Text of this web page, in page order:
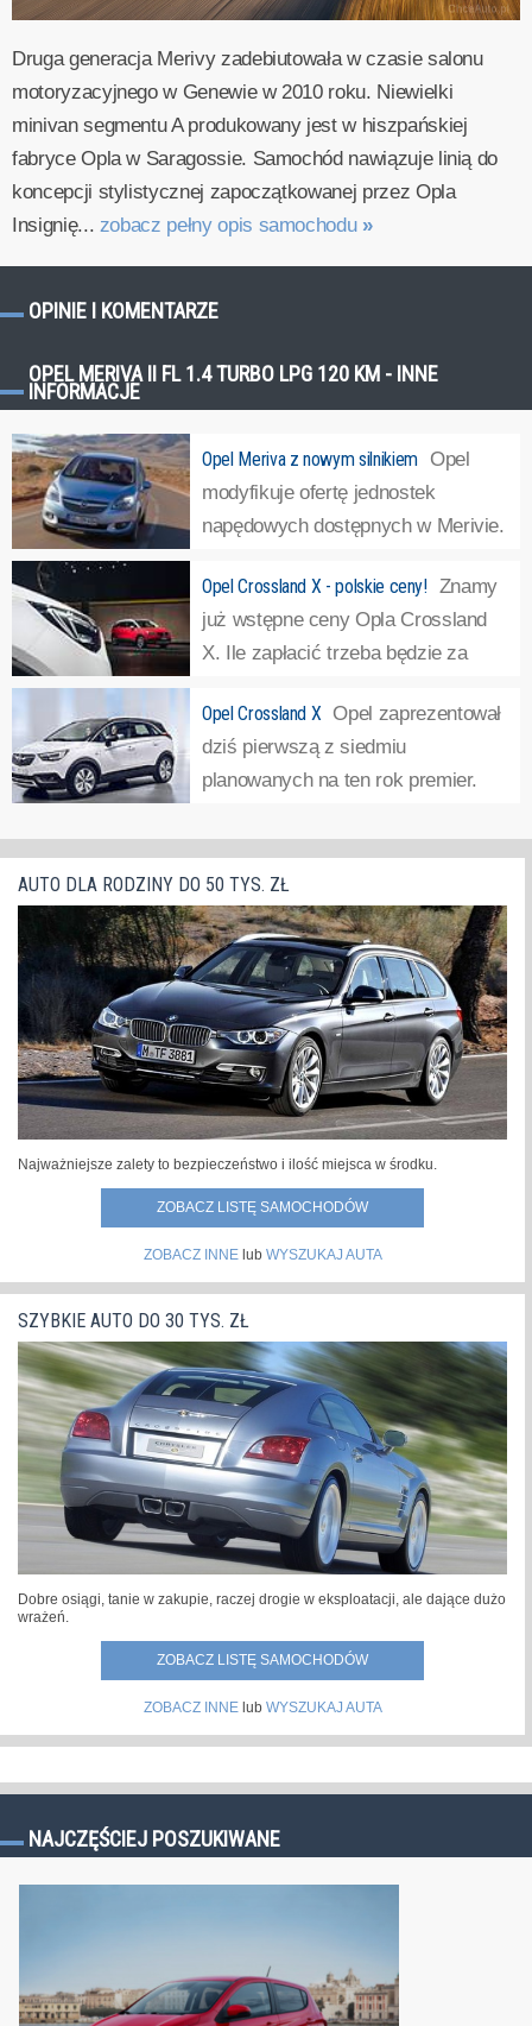
Druga generacja Merivy zadebiutowała w czasie salonu
motoryzacyjnego w Genewie w 2010 roku. Niewielki
minivan segmentu A produkowany jest w hiszpańskiej
fabryce Opla w Saragossie. Samochód nawiązuje linią do
koncepcji stylistycznej zapoczątkowanej przez Opla
Insignię... zobacz pełny opis samochodu »
OPINIE I KOMENTARZE
OPEL MERIVA II FL 1.4 TURBO LPG 120 KM - INNE
INFORMACJE
Opel Meriva z nowym silnikiem Opel
modyfikuje ofertę jednostek
napędowych dostępnych w Merivie.
mocy 95 KM. Do tej pory Opel Meriva, który jesienią
ubiegłego roku przeszedł face-lifting, oferowany był z
dwoma wersjami silnika 1.6 CDTI: o mocy 136 i...
»
Opel Crossland X - polskie ceny! Znamy
już wstępne ceny Opla Crossland
X. Ile zapłacić trzeba będzie za
oferowany będzie w trzech wersjach wyposażeniowych:
Essentia, Enjoy i Elite. Pierwsza – bazowa – pojawi się
jednak w cennikach dopiero w styczniu...
»
Opel Crossland X Opel zaprezentował
dziś pierwszą z siedmiu
planowanych na ten rok premier.
Crossland X. Samochód powstał przy współpracy z
koncernem PSA. Auto zbudowano w oparciu o modułową
płytę podłogową EMP2. Karoseria Opla... »
AUTO DLA RODZINY DO 50 TYS. ZŁ
Najważniejsze zalety to bezpieczeństwo i ilość miejsca w środku.
ZOBACZ LISTĘ SAMOCHODÓW
ZOBACZ INNElub WYSZUKAJ AUTA
SZYBKIE AUTO DO 30 TYS. ZŁ
Dobre osiągi, tanie w zakupie, raczej drogie w eksploatacji, ale dające dużo
wrażeń.
ZOBACZ LISTĘ SAMOCHODÓW
ZOBACZ INNElub WYSZUKAJ AUTA
NAJCZĘŚCIEJ POSZUKIWANE